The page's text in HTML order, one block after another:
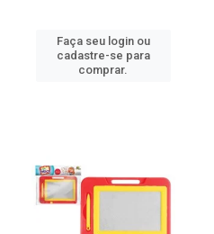
Faça seu login ou
cadastre-se para
comprar.